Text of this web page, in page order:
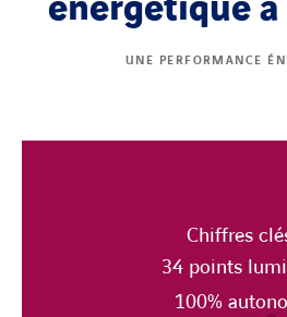
UNE PERFORMANCE
Chiffres
34 points
100%